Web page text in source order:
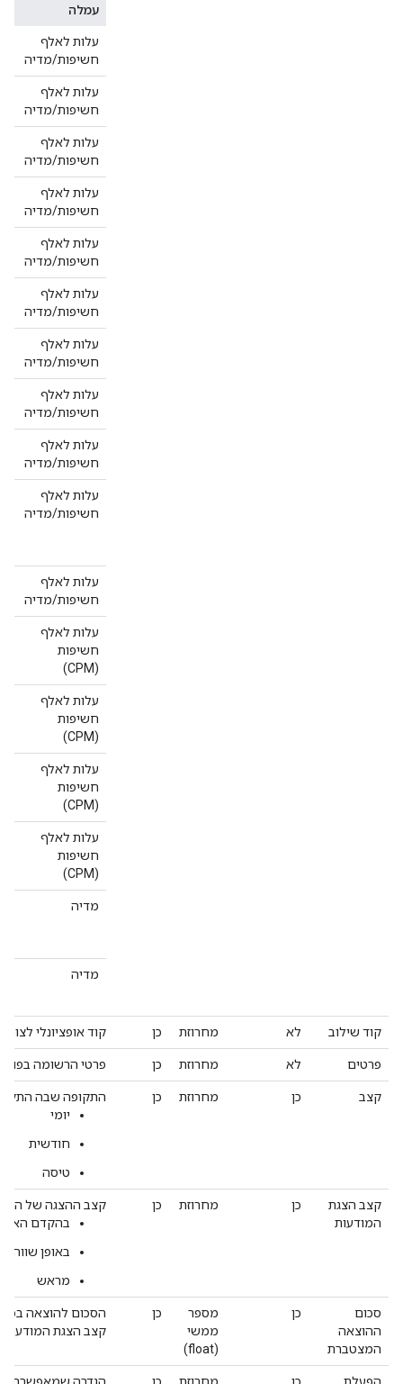
עמלה
עלות לאלף
חשיפות/מדיה
עלות לאלף
חשיפות/מדיה
עלות לאלף
חשיפות/מדיה
עלות לאלף
חשיפות/מדיה
עלות לאלף
חשיפות/מדיה
עלות לאלף
חשיפות/מדיה
עלות לאלף
חשיפות/מדיה
עלות לאלף
חשיפות/מדיה
עלות לאלף
חשיפות/מדיה
עלות לאלף
חשיפות/מדיה
עלות לאלף
חשיפות/מדיה
עלות לאלף
חשיפות
(CPM)
עלות לאלף
חשיפות
(CPM)
עלות לאלף
חשיפות
(CPM)
עלות לאלף
חשיפות
(CPM)
מדיה
מדיה
קוד שילוב לא מחרוזת כן קוד אופציונלי
פרטים לא מחרוזת כן פרטי הרשומה
קצב כן מחרוזת כן
התקופה שבה
יומי
חודשית
טיסה
קצב הצגת
המודעות
כן מחרוזת כן
קצב ההצגה של
בהקדם
באופן שווה
מראש
סכום
ההוצאה
המצטברת
כן
מספר
ממשי
(float)
כן
הסכום להוצאה בכל
קצב הצגת המודעות.